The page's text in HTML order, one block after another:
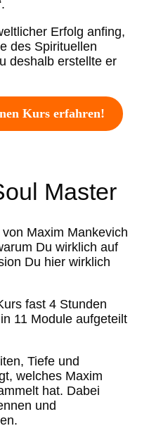
Erfolg anfing,
des Spirituellen
deshalb erstellte er
Kurs erfahren!
Master
Maxim Mankevich
Du wirklich auf
Du hier wirklich
fast 4 Stunden
11 Module aufgeteilt
Tiefe und
welches Maxim
hat. Dabei
und